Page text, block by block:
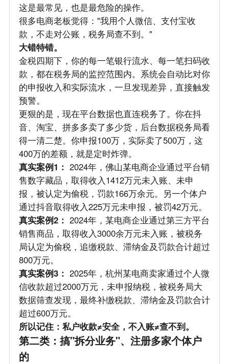
这是最常见，也是最危险的操作。
很多电商老板觉得："我用个人微信、支付宝收
款，不走对公账，税务局查不到。"
大错特错。
金税四期下，你的每一笔银行流水、每一笔扫码收
款，都在税务局的监控范围内。系统会自动比对你
的申报收入和实际流水，一旦发现差异，直接触发
预警。
更狠的是，现在平台数据也直连税务了。你在抖
音、淘宝、拼多多卖了多少货，后台数据税务局看
得一清二楚。你申报100万，实际卖了500万，这
400万的差额，就是定时炸弹。
真实案例1： 2024年，佛山某电商企业通过平台销
售数字藏品，取得收入1412万元未入账、未申
报，被认定为偷税，罚款166万余元。另一个体户
通过抖音取得收入225万元未申报，被罚42万元。
真实案例2： 2024年，某电商企业通过第三方平台
销售商品，取得收入3000余万元未入账，被税务
局认定为偷税，追缴税款、滞纳金及罚款合计超过
800万元。
真实案例3： 2025年，杭州某电商卖家通过个人微
信收款超过2000万元，未申报纳税，被税务局大
数据筛查发现，最终补缴税款、滞纳金及罚款合计
超过600万元。
所以记住：私户收款≠安全，不入账≠查不到。
第二类：搞"拆分业务"、注册多家个体户
的